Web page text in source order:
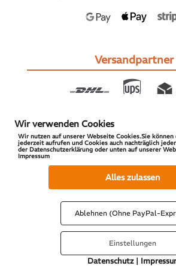
Versandpartner
© 2026 S-PARTS | All Rights
Vertrag widerrufen
Wir verwenden Cookies
Wir nutzen auf unserer Webseite Cookies.Sie
jederzeit aufrufen und Cookies auch nachträglich
der Datenschutzerklärung oder unten auf unserer
Impressum
Alles zulassen
Ablehnen (Ohne PayPal-
Einstellungen
Datenschutz|